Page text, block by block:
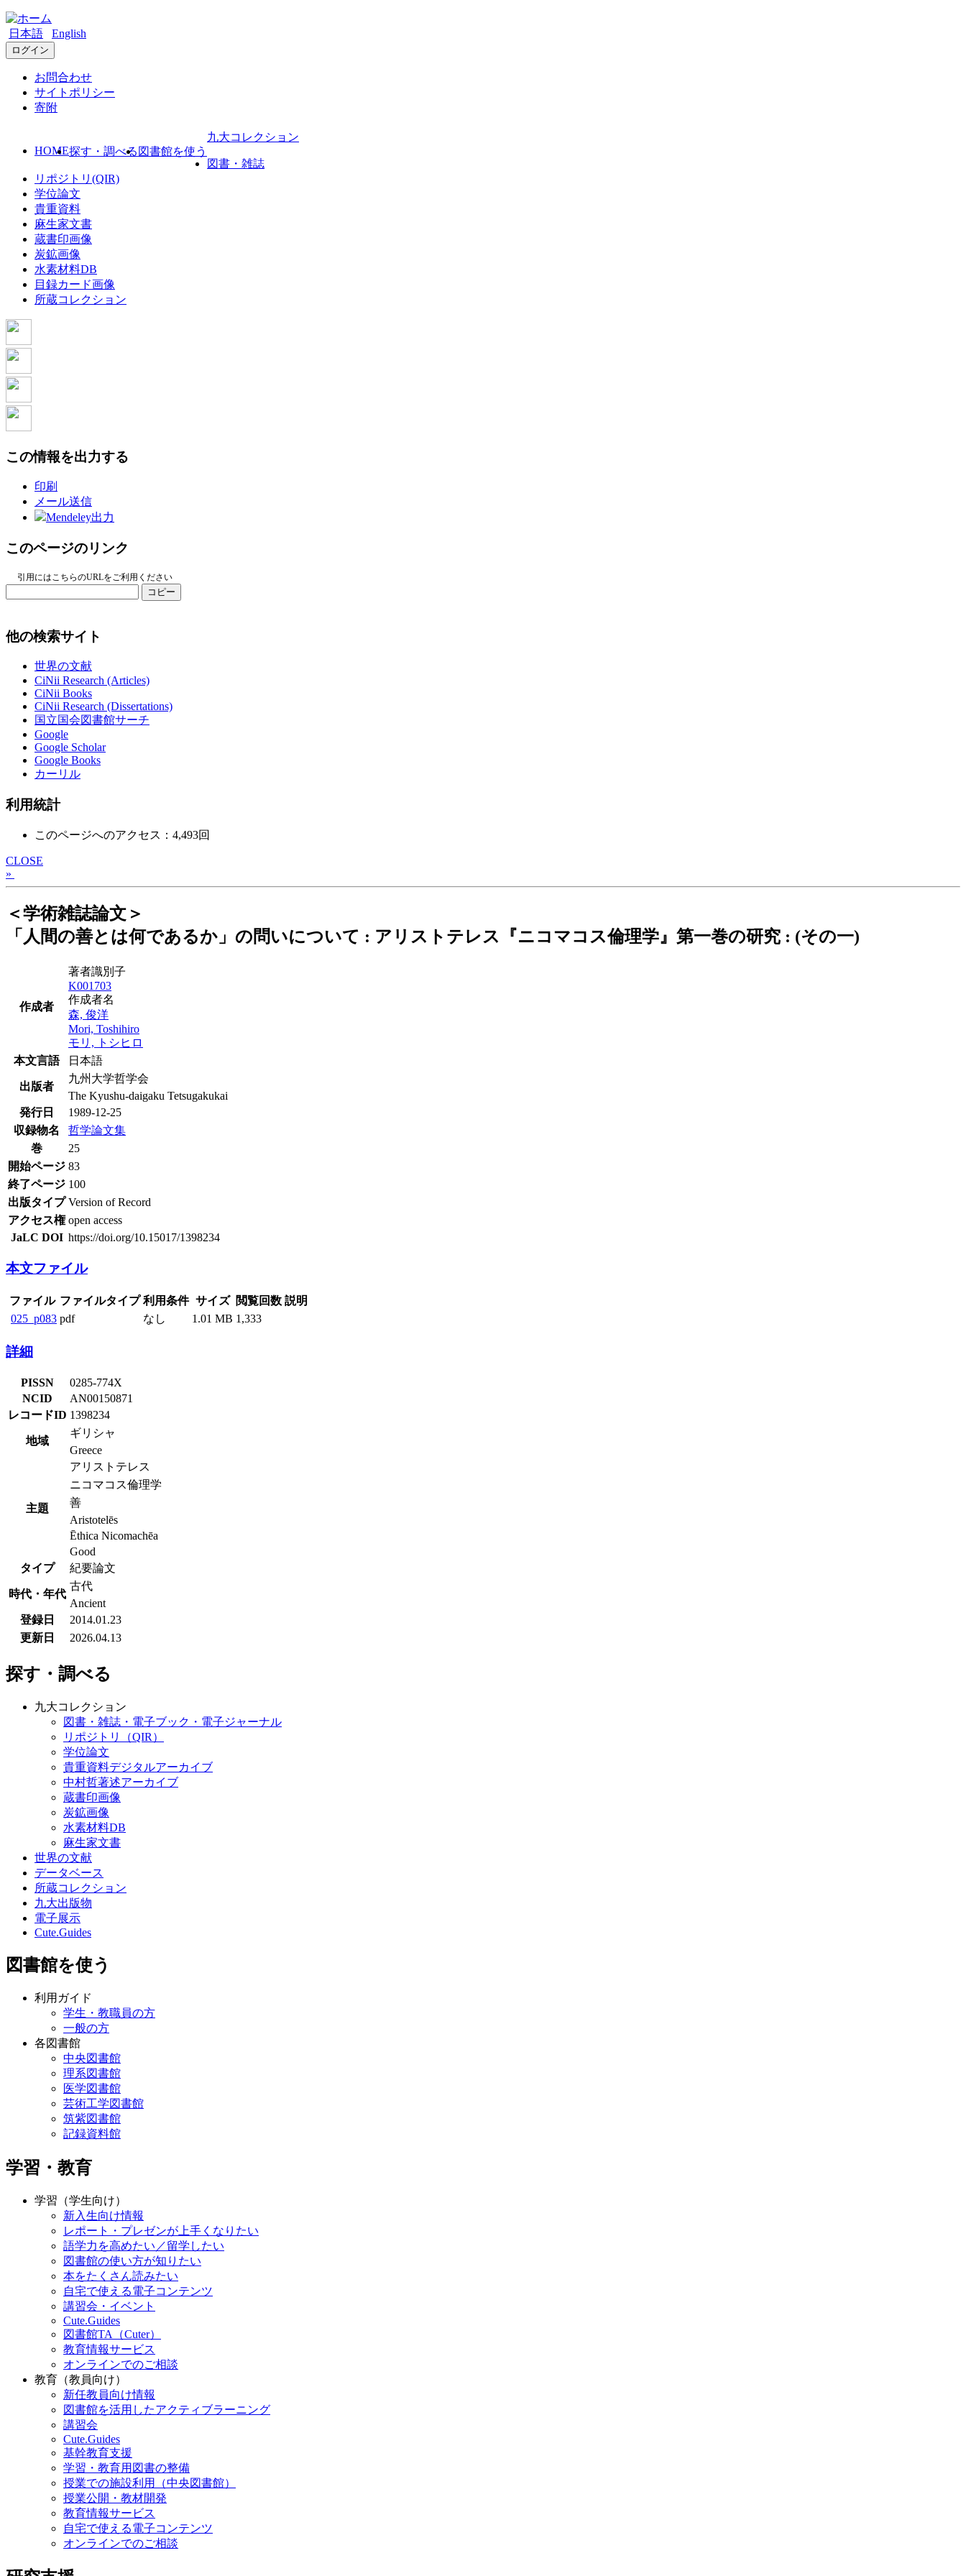
日本語 English
ログイン
お問合わせ
サイトポリシー
寄附
HOME探す・調べる 図書館を使う
九大コレクション
図書・雑誌
リポジトリ(QIR)
学位論文
貴重資料
麻生家文書
蔵書印画像
炭鉱画像
水素材料DB
目録カード画像
所蔵コレクション
この情報を出力する
印刷
メール送信
Mendeley出力
このページのリンク
引用にはこちらのURLをご利用ください
コピー
他の検索サイト
世界の文献
CiNii Research (Articles)
CiNii Books
CiNii Research (Dissertations)
国立国会図書館サーチ
Google
Google Scholar
Google Books
カーリル
利用統計
このページへのアクセス：4,493回
CLOSE
»
＜学術雑誌論文＞
「人間の善とは何であるか」の問いについて : アリストテレス『ニコマコス倫理学』第一巻の研究 : (その一)
作成者
著者識別子
K001703
作成者名
森, 俊洋
Mori, Toshihiro
モリ, トシヒロ
本文言語
日本語
出版者
九州大学哲学会
The Kyushu-daigaku Tetsugakukai
発行日
1989-12-25
収録物名
哲学論文集
巻
25
開始ページ 83
終了ページ 100
出版タイプ Version of Record
アクセス権 open access
JaLC DOI https://doi.org/10.15017/1398234
本文ファイル
ファイル ファイルタイプ 利用条件 サイズ 閲覧回数 説明
025_p083 pdf なし 1.01 MB 1,333
詳細
PISSN
0285-774X
NCID
AN00150871
レコードID 1398234
地域
ギリシャ
Greece
主題
アリストテレス
ニコマコス倫理学
善
Aristotelēs
Ēthica Nicomachēa
Good
タイプ
紀要論文
時代・年代
古代
Ancient
登録日
2014.01.23
更新日
2026.04.13
探す・調べる
九大コレクション
図書・雑誌・電子ブック・電子ジャーナル
リポジトリ（QIR）
学位論文
貴重資料デジタルアーカイブ
中村哲著述アーカイブ
蔵書印画像
炭鉱画像
水素材料DB
麻生家文書
世界の文献
データベース
所蔵コレクション
九大出版物
電子展示
Cute.Guides
図書館を使う
利用ガイド
学生・教職員の方
一般の方
各図書館
中央図書館
理系図書館
医学図書館
芸術工学図書館
筑紫図書館
記録資料館
学習・教育
学習（学生向け）
新入生向け情報
レポート・プレゼンが上手くなりたい
語学力を高めたい／留学したい
図書館の使い方が知りたい
本をたくさん読みたい
自宅で使える電子コンテンツ
講習会・イベント
Cute.Guides
図書館TA（Cuter）
教育情報サービス
オンラインでのご相談
教育（教員向け）
新任教員向け情報
図書館を活用したアクティブラーニング
講習会
Cute.Guides
基幹教育支援
学習・教育用図書の整備
授業での施設利用（中央図書館）
授業公開・教材開発
教育情報サービス
自宅で使える電子コンテンツ
オンラインでのご相談